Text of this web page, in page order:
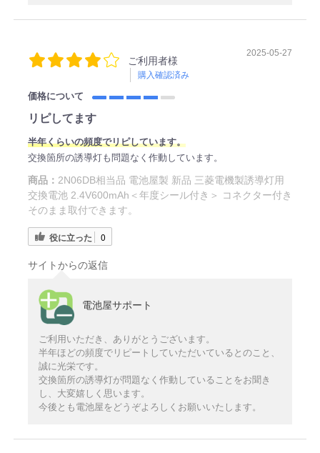
ご利用者様
購入確認済み
2025-05-27
価格について
リピしてます
半年くらいの頻度でリピしています。
交換箇所の誘導灯も問題なく作動しています。
商品： 2N06DB相当品 電池屋製 新品 三菱電機製誘導灯用
交換電池 2.4V600mAh＜年度シール付き＞ コネクター付き
そのまま取付できます。
役に立った 0
サイトからの返信
電池屋サポート
ご利用いただき、ありがとうございます。
半年ほどの頻度でリピートしていただいているとのこと、
誠に光栄です。
交換箇所の誘導灯が問題なく作動していることをお聞き
し、大変嬉しく思います。
今後とも電池屋をどうぞよろしくお願いいたします。